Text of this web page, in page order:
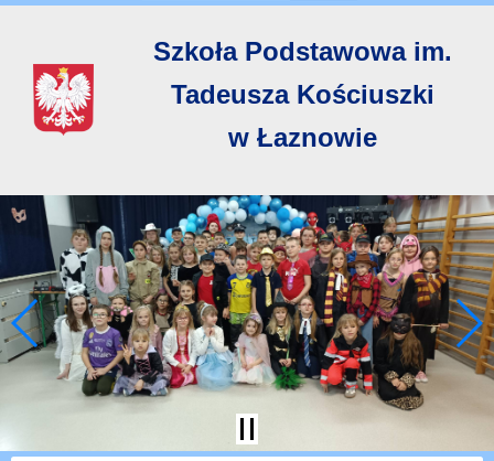
Szkoła Podstawowa im.
Tadeusza Kościuszki
w Łaznowie